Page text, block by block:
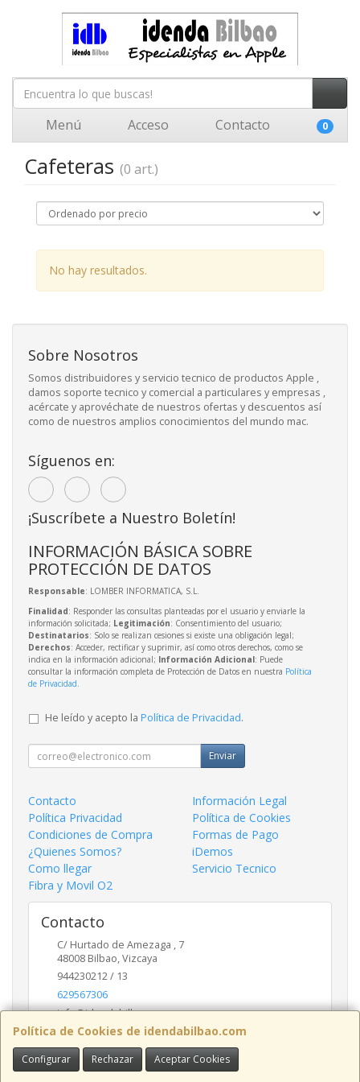
Menú Acceso Contacto 0
Cafeteras (0 art.)
No hay resultados.
Política de Cookies de idendabilbao.com
Configurar Rechazar Aceptar Cookies
Sobre Nosotros
Somos distribuidores y servicio tecnico de productos Apple ,
damos soporte tecnico y comercial a particulares y empresas ,
acércate y aprovéchate de nuestros ofertas y descuentos así
como de nuestros amplios conocimientos del mundo mac.
Síguenos en:
¡Suscríbete a Nuestro Boletín!
INFORMACIÓN BÁSICA SOBRE
PROTECCIÓN DE DATOS
Responsable: LOMBER INFORMATICA, S.L.
Finalidad: Responder las consultas planteadas por el usuario y enviarle la
información solicitada; Legitimación: Consentimiento del usuario;
Destinatarios: Solo se realizan cesiones si existe una obligación legal;
Derechos: Acceder, rectificar y suprimir, así como otros derechos, como se
indica en la información adicional; Información Adicional: Puede
consultar la información completa de Protección de Datos en nuestra Política
de Privacidad.
He leído y acepto la Política de Privacidad.
Enviar
Contacto
Información Legal
Política Privacidad
Política de Cookies
Condiciones de Compra
Formas de Pago
¿Quienes Somos?
iDemos
Como llegar
Servicio Tecnico
Fibra y Movil O2
Contacto
C/ Hurtado de Amezaga , 7
48008 Bilbao,Vizcaya
944230212 / 13
629567306
info@idendabilbao.com
Horario